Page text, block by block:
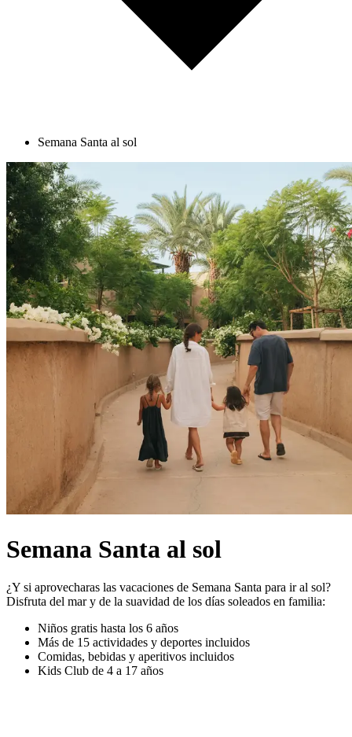
Semana Santa al sol
Semana Santa al sol
¿Y si aprovecharas las vacaciones de Semana Santa para ir al sol?
Disfruta del mar y de la suavidad de los días soleados en familia:
Niños gratis hasta los 6 años
Más de 15 actividades y deportes incluidos
Comidas, bebidas y aperitivos incluidos
Kids Club de 4 a 17 años